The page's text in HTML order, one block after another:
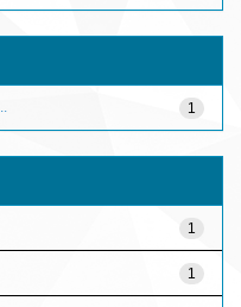
1
1
1